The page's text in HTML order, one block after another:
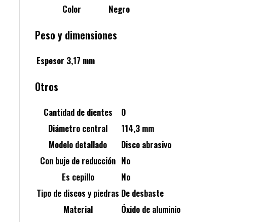
Color
Negro
Peso y dimensiones
Espesor 3,17 mm
Otros
Cantidad de dientes
0
Diámetro central
114,3 mm
Modelo detallado
Disco abrasivo
Con buje de reducción No
Es cepillo
No
Tipo de discos y piedras De desbaste
Material
Óxido de aluminio